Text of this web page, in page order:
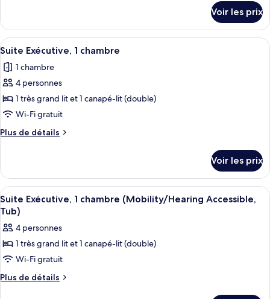
Suite,
très
grand
lit
et
1
canapé-
lit
le
type
de
Suite,
grand
lit
1
Voir les prix
Afficher
toutes
les
photos
pour
ce
type
de
Suite
Exécutive,
1
chambre
Une salle de bain moderne avec un
1
Suite Exécutive, 1 chambre
1 chambre
4 personnes
1 très grand lit et 1 canapé-lit (double)
Wi-Fi gratuit
Plus de détails
Plus
le
type
de
chambre
Suite
Exécutive,
Voir les prix
Afficher
toutes
les
photos
pour
ce
type
Une chambre d’hôtel comprenant
4
Suite Exécutive, 1 chambre (Mobility/Hearing Accessible,
Tub)
4 personnes
1 très grand lit et 1 canapé-lit (double)
Wi-Fi gratuit
Plus de détails
Plus